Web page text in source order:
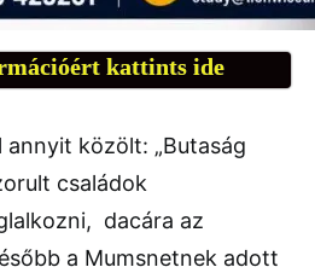
kattints ide
annyit közölt: „Butaság
családok
dacára az
a Mumsnetnek adott